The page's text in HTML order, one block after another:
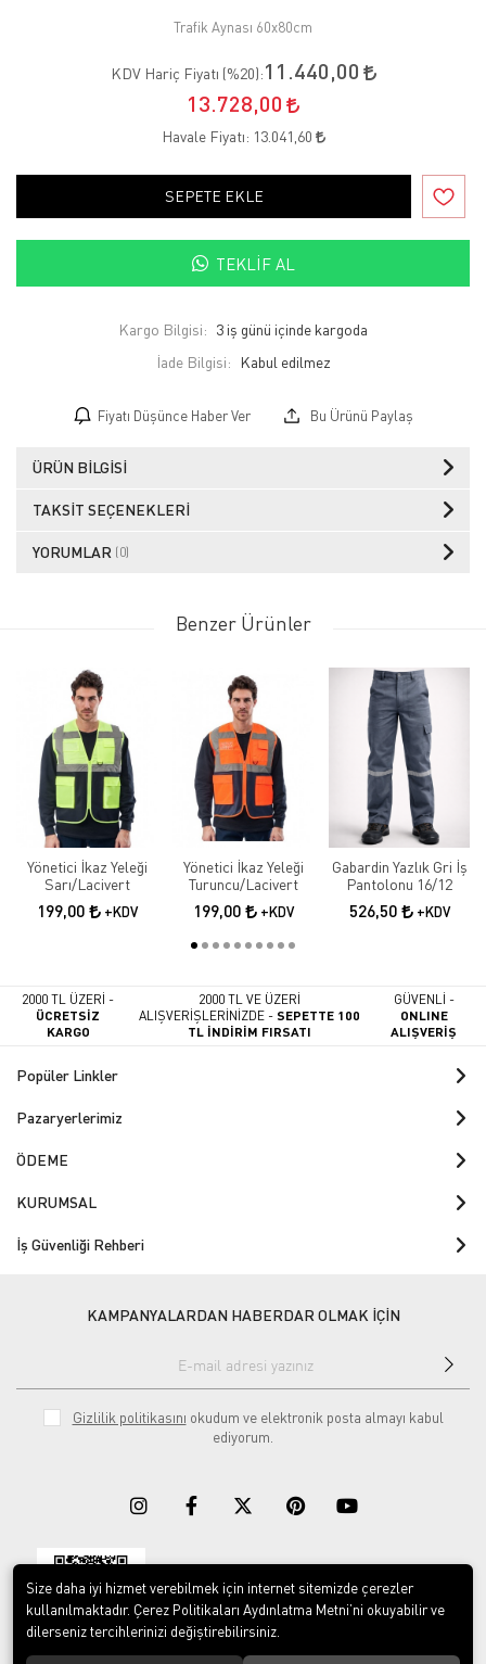
Trafik Aynası 60x80cm
KDV Hariç Fiyatı (%20):11.440,00
13.728,00
Havale Fiyatı: 13.041,60
SEPETE EKLE
TEKLIF AL
Kargo Bilgisi: 3 iş günü içinde kargoda
İade Bilgisi:
Fiyatı Düşünce Haber Ver Bu Ürünü Paylaş
ÜRÜN BILGISI
TAKSIT SEÇENEKLERI
YORUMLAR (0)
Benzer Ürünler
Yönetici İkaz Yeleği
Sarı/Lacivert
199,00 +KDV
Yönetici İkaz Yeleği
Turuncu/Lacivert
199,00 +KDV
Gabardin Yazlık Gri İş
Pantolonu 16/12
526,50 +KDV
2000 TL ÜZERİ -
ÜCRETSİZ
KARGO
2000 TL VE ÜZERİ
ALIŞVERİŞLERİNİZDE -SEPETTE 100
TL İNDİRİM FIRSATI
GÜVENLİ -
ONLINE
ALIŞVERİŞ
Popüler Linkler
Pazaryerlerimiz
ÖDEME
KURUMSAL
İş Güvenliği Rehberi
KAMPANYALARDAN HABERDAR OLMAK İÇİN
Gizlilik politikasını okudum ve elektronik posta almayı kabul
ediyorum.
Download on the
App Store
Download on
Google play
Size daha iyi hizmet verebilmek için internet sitemizde çerezler
kullanılmaktadır. Çerez Politikaları Aydınlatma Metni’ni okuyabilir ve
dilerseniz tercihlerinizi değiştirebilirsiniz.